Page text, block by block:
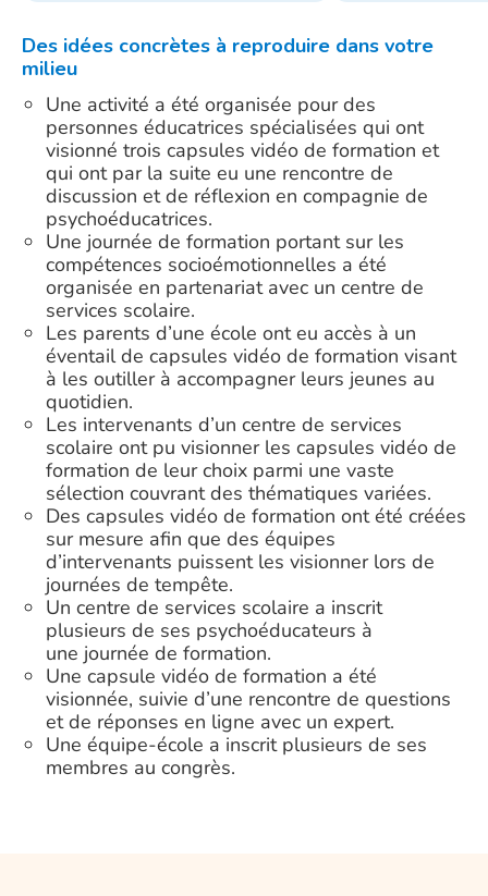
Des idées concrètes à reproduire dans votre
milieu
Une activité a été organisée pour des
personnes éducatrices spécialisées qui ont
visionné trois capsules vidéo de formation et
qui ont par la suite eu une rencontre de
discussion et de réflexion en compagnie de
psychoéducatrices.
Une journée de formation portant sur les
compétences socioémotionnelles a été
organisée en partenariat avec un centre de
services scolaire.
Les parents d’une école ont eu accès à un
éventail de capsules vidéo de formation visant
à les outiller à accompagner leurs jeunes au
quotidien.
Les intervenants d’un centre de services
scolaire ont pu visionner les capsules vidéo de
formation de leur choix parmi une vaste
sélection couvrant des thématiques variées.
Des capsules vidéo de formation ont été créées
sur mesure afin que des équipes
d’intervenants puissent les visionner lors de
journées de tempête.
Un centre de services scolaire a inscrit
plusieurs de ses psychoéducateurs à
une journée de formation.
Une capsule vidéo de formation a été
visionnée, suivie d’une rencontre de questions
et de réponses en ligne avec un expert.
Une équipe-école a inscrit plusieurs de ses
membres au congrès.